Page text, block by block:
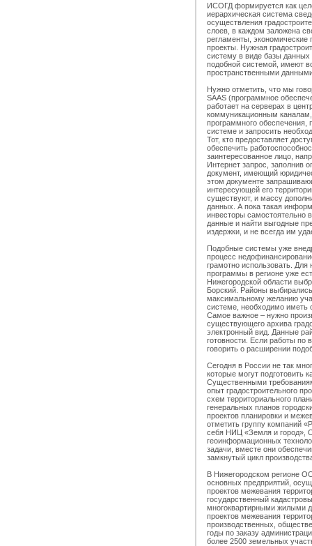
ИСОГД формируется как
иерархическая система
осуществления
слоев, в каждом заложена
регламенты,
проекты. Нужная
систему в виде базы данных
подобной системой, имеют
пространственными
Нужно отметить, что мы
SAAS (программное
работает на серверах в
коммуникационным каналам,
программного обеспечения,
системе и запросить
Тот, кто предоставляет
обеспечить
заинтересованное лицо,
Интернет запрос, заполнив
документ, имеющий
этом документе
интересующей его
существуют, и массу
данных. А пока такая
инвесторы самостоятельно
данные и найти выгодные
издержки, и не всегда им
Подобные системы уже
процесс
грамотно использовать.
программы в регионе уже
Нижегородской области
Борский. Районы
максимальному желанию
системе, необходимо иметь
Самое важное – нужно
существующего архива
электронный вид. Данные
готовности. Если работы по
говорить о расширении
Сегодня в России не так
которые могут подготовить
Существенными
опыт градостроительного
схем территориального
генеральных планов
проектов планировки и
отметить группу компаний
себя НИЦ «Земля и
геоинформационных
задачи, вместе они
замкнутый цикл
В Нижегородском регионе
основных предприятий,
проектов межевания
государственный
многоквартирными жилыми
проектов межевания
производственных,
годы по заказу
более 2500 земельных